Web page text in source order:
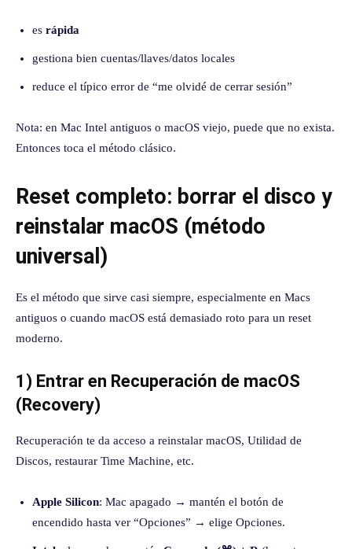
es rápida
gestiona bien cuentas/llaves/datos locales
reduce el típico error de “me olvidé de cerrar sesión”
Nota: en Mac Intel antiguos o macOS viejo, puede que no exista.
Entonces toca el método clásico.
Reset completo: borrar el disco y
reinstalar macOS (método
universal)
Es el método que sirve casi siempre, especialmente en Macs
antiguos o cuando macOS está demasiado roto para un reset
moderno.
1) Entrar en Recuperación de macOS
(Recovery)
Recuperación te da acceso a reinstalar macOS, Utilidad de
Discos, restaurar Time Machine, etc.
Apple Silicon: Mac apagado → mantén el botón de
encendido hasta ver “Opciones” → elige Opciones.